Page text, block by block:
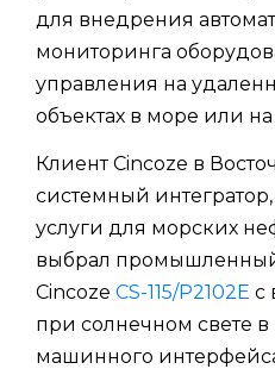
для внедрения
мониторинга
управления на
объектах в море или
Клиент Cincoze в
системный
услуги для морских
выбрал
Cincoze CS-115/P2102E с
при солнечном свете в
машинного